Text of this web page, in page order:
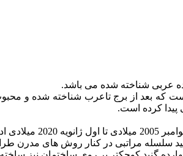
عربی شناخته شده می باشد.
که بعد از برج تاعرب شناخته شده و
پیدا کرده است.
سلسله مراتبی در کنار روش های مدرن